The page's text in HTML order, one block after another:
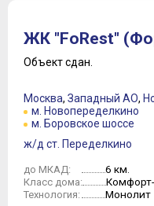
3
4
6
7
ЖК "FoRest"
Объект сдан.
Москва, Западный АО,
м. Новопеределкино
м. Боровское шоссе
ж/д ст. Переделкино
до МКАД: 6 км.
Класс дома:
Технология: Монолит